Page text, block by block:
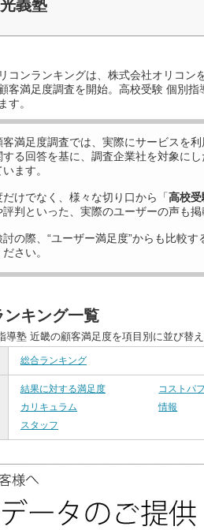
義塾
コンランキングは、株式会社オリコン
客満足度調査を開始。高校受験 個別
す。
客満足度調査では、実際にサービスを利
する回答を基に、調査企業社を対象にし
ます。
けでなく、様々な切り口から「高校
判といった、実際のユーザーの声も掲
の際、“ユーザー満足度”からも比較す
さい。
ンキング一覧
導塾 近畿の顧客満足度を項目別に並び替
総合ランキング
結果に対する満足度 コストパ
カリキュラム
情報
スタッフ